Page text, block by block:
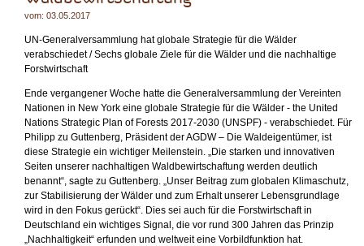
vom: 03.05.2017
UN-Generalversammlung hat globale Strategie für die Wälder
verabschiedet / Sechs globale Ziele für die Wälder und die nachhaltige
Forstwirtschaft
Ende vergangener Woche hatte die Generalversammlung der Vereinten
Nationen in New York eine globale Strategie für die Wälder - the United
Nations Strategic Plan of Forests 2017-2030 (UNSPF) - verabschiedet. Für
Philipp zu Guttenberg, Präsident der AGDW – Die Waldeigentümer, ist
diese Strategie ein wichtiger Meilenstein. „Die starken und innovativen
Seiten unserer nachhaltigen Waldbewirtschaftung werden deutlich
benannt“, sagte zu Guttenberg. „Unser Beitrag zum globalen Klimaschutz,
zur Stabilisierung der Wälder und zum Erhalt unserer Lebensgrundlage
wird in den Fokus gerückt“. Dies sei auch für die Forstwirtschaft in
Deutschland ein wichtiges Signal, die vor rund 300 Jahren das Prinzip
„Nachhaltigkeit“ erfunden und weltweit eine Vorbildfunktion hat.